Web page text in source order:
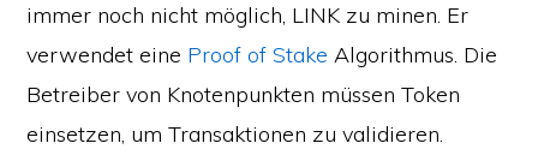
immer noch nicht möglich, LINK zu minen. Er
verwendet eine Proof of Stake Algorithmus. Die
Betreiber von Knotenpunkten müssen Token
einsetzen, um Transaktionen zu validieren.